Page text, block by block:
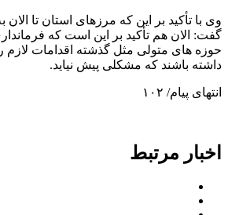
وی با تأکید بر این که مرزهای استان تا
گفت: الان هم تأکید بر این است که
حوزه های متولی مثل گذشته اقدامات لازم
داشته باشند که مشکلی پیش نیاید.
انتهای پیام/ ۱۰۲
اخبار مرتبط